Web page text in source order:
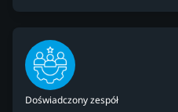
Doświadczony zespół